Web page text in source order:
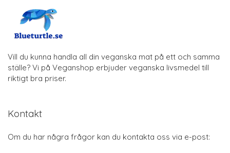
Vill du kunna handla all din veganska mat på ett och samma
ställe? Vi på Veganshop erbjuder veganska livsmedel till
riktigt bra priser.
Kontakt
Om du har några frågor kan du kontakta oss via e-post: